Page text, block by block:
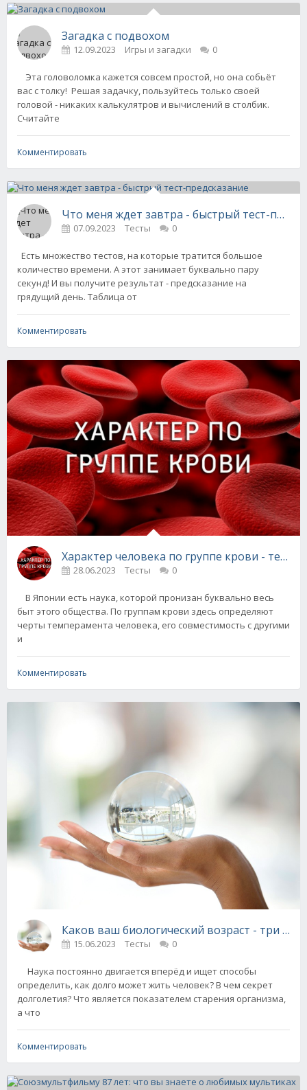
Загадка с подвохом
12.09.2023 Игры и загадки 0
Эта головоломка кажется совсем простой, но она собьёт
вас с толку! Решая задачку, пользуйтесь только своей
головой - никаких калькулятров и вычислений в столбик.
Считайте
Комментировать
Что меня ждет завтра - быстрый тест-
07.09.2023 Тесты 0
Есть множество тестов, на которые тратится большое
количество времени. А этот занимает буквально пару
секунд! И вы получите результат - предсказание на
грядущий день. Таблица от
Комментировать
Характер человека по группе крови - тест
28.06.2023 Тесты 0
В Японии есть наука, которой пронизан буквально весь
быт этого общества. По группам крови здесь определяют
черты темперамента человека, его совместимость с другими
и
Комментировать
Каков ваш биологический возраст - три
15.06.2023 Тесты 0
Наука постоянно двигается вперёд и ищет способы
определить, как долго может жить человек? В чем секрет
долголетия? Что является показателем старения организма,
а что
Комментировать